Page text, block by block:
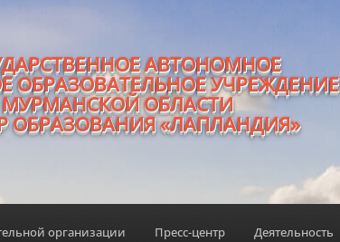
АВТОНОМНОЕ
ОБРАЗОВАТЕЛЬНОЕ УЧРЕЖДЕНИЕ
МУРМАНСКОЙ ОБЛАСТИ
ОБРАЗОВАНИЯ «ЛАПЛАНДИЯ»
организации Пресс-центр Деятельность